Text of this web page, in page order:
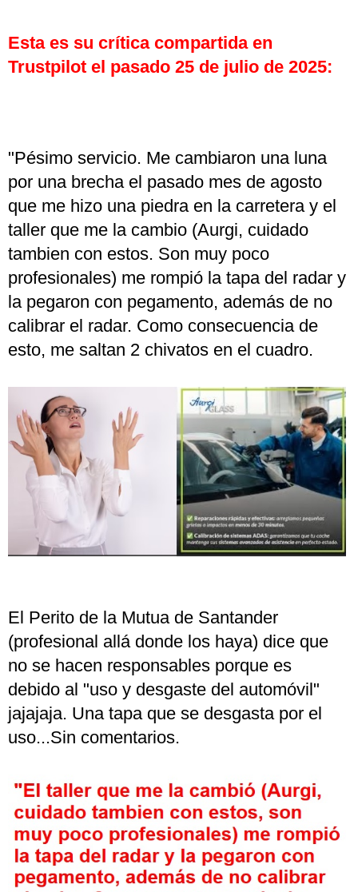
Esta es su crítica compartida en
Trustpilot el pasado 25 de julio de 2025:
"Pésimo servicio. Me cambiaron una luna
por una brecha el pasado mes de agosto
que me hizo una piedra en la carretera y el
taller que me la cambio (Aurgi, cuidado
tambien con estos. Son muy poco
profesionales) me rompió la tapa del radar y
la pegaron con pegamento, además de no
calibrar el radar. Como consecuencia de
esto, me saltan 2 chivatos en el cuadro.
El Perito de la Mutua de Santander
(profesional allá donde los haya) dice que
no se hacen responsables porque es
debido al "uso y desgaste del automóvil"
jajajaja. Una tapa que se desgasta por el
uso...Sin comentarios.